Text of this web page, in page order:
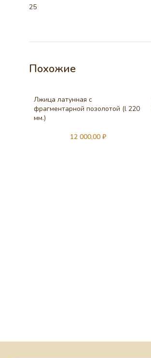
25
Похожие
Лжица латунная с
фрагментарной позолотой (l 220
мм.)
12 000,00 ₽